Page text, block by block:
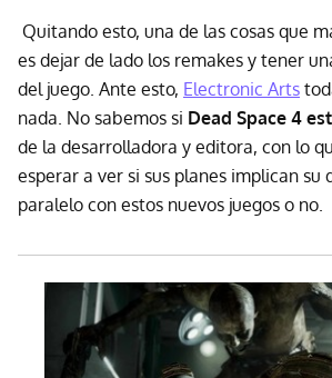
Quitando esto, una de las cosas que
es dejar de lado los remakes y tener
del juego. Ante esto, Electronic Arts
nada. No sabemos si Dead Space 4
de la desarrolladora y editora, con lo
esperar a ver si sus planes implican su
paralelo con estos nuevos juegos o no.